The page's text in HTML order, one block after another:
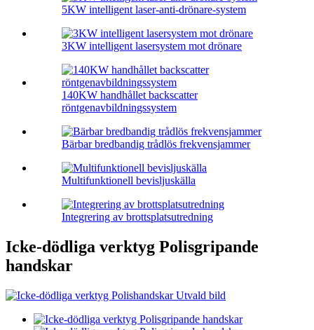
5KW intelligent laser-anti-drönare-system
3KW intelligent lasersystem mot drönare
140KW handhållet backscatter
röntgenavbildningssystem
Bärbar bredbandig trådlös frekvensjammer
Multifunktionell bevisljuskälla
Integrering av brottsplatsutredning
Icke-dödliga verktyg Polisgripande
handskar